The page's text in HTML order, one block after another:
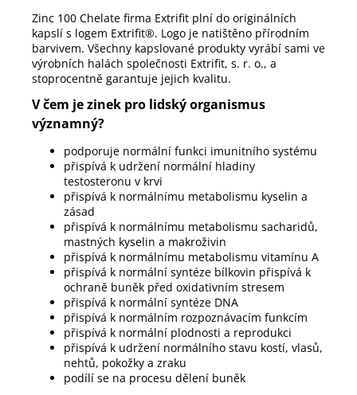
Zinc 100 Chelate firma Extrifit plní do originálních
kapslí s logem Extrifit®. Logo je natištěno přírodním
barvivem. Všechny kapslované produkty vyrábí sami ve
výrobních halách společnosti Extrifit, s. r. o., a
stoprocentně garantuje jejich kvalitu.
V čem je zinek pro lidský organismus
významný?
podporuje normální funkci imunitního systému
přispívá k udržení normální hladiny
testosteronu v krvi
přispívá k normálnímu metabolismu kyselin a
zásad
přispívá k normálnímu metabolismu sacharidů,
mastných kyselin a makroživin
přispívá k normálnímu metabolismu vitamínu A
přispívá k normální syntéze bílkovin přispívá k
ochraně buněk před oxidativním stresem
přispívá k normální syntéze DNA
přispívá k normálním rozpoznávacím funkcím
přispívá k normální plodnosti a reprodukci
přispívá k udržení normálního stavu kostí, vlasů,
nehtů, pokožky a zraku
podílí se na procesu dělení buněk